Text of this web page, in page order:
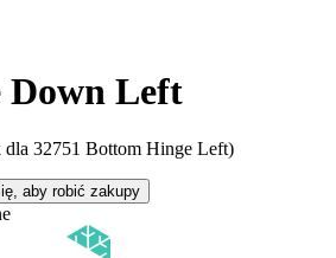
Down Left
dla 32751 Bottom Hinge Left)
aby robić zakupy